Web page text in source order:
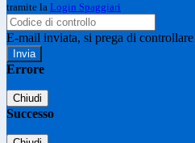
tramite la Login Spaggiari
E-mail inviata, si prega di
Errore
Chiudi
Successo